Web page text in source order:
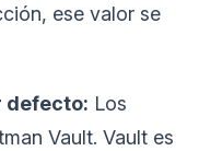
ese valor se
defecto: Los
Vault. Vault es